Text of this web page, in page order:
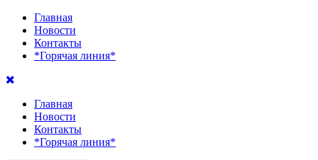
Главная
Новости
Контакты
*Горячая линия*
Главная
Новости
Контакты
*Горячая линия*